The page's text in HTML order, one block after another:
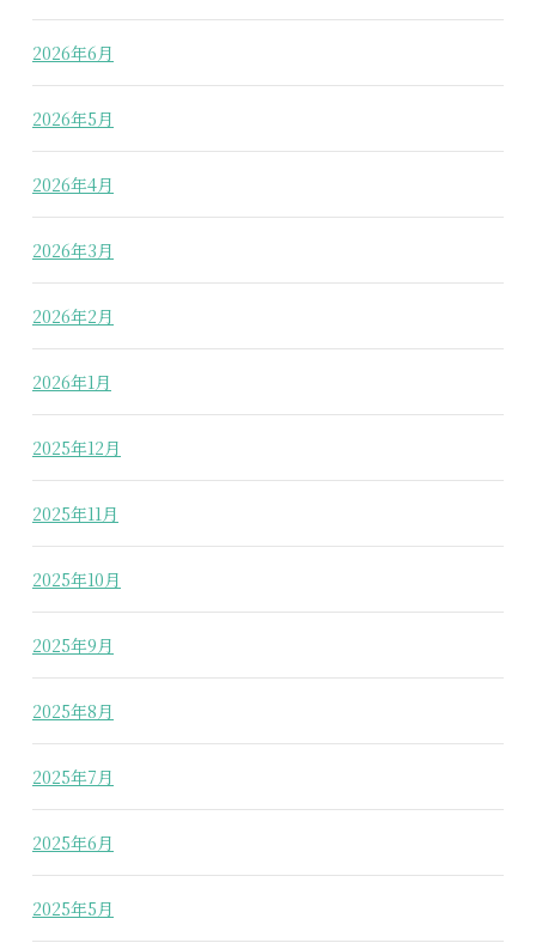
2026年6月
2026年5月
2026年4月
2026年3月
2026年2月
2026年1月
2025年12月
2025年11月
2025年10月
2025年9月
2025年8月
2025年7月
2025年6月
2025年5月